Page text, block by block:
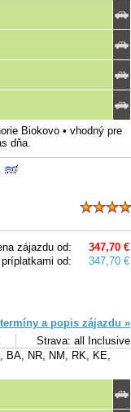
Biokovo • vhodný pre
dňa.
zájazdu od:
347,70 €
od:
347,70 €
a popis zájazdu »
Strava: all Inclusive
BA, NR, NM, RK, KE,